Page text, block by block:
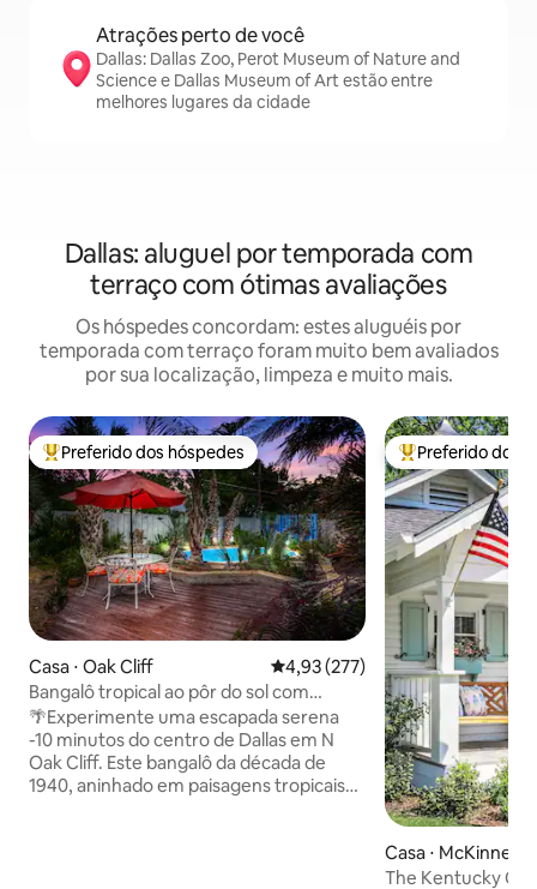
Atrações perto de você
Dallas: Dallas Zoo, Perot Museum of Nature and
Science e Dallas Museum of Art estão entre
melhores lugares da cidade
Dallas: aluguel por temporada com
terraço com ótimas avaliações
Os hóspedes concordam: estes aluguéis por
temporada com terraço foram muito bem avaliados
por sua localização, limpeza e muito mais.
Entre os melhores preferidos dos hóspedes
Preferido dos hóspedes
Casa ⋅ Oak Cliff 4,93 de uma avaliação média de
4,93 (277)
Bangalô tropical ao pôr do sol com
piscina e banheira de hidromassagem
🌴Experimente uma escapada serena
-10 minutos do centro de Dallas em N
Oak Cliff. Este bangalô da década de
1940, aninhado em paisagens tropicais
Entre os
Preferido dos
Casa ⋅ McKinney
The Kentucky